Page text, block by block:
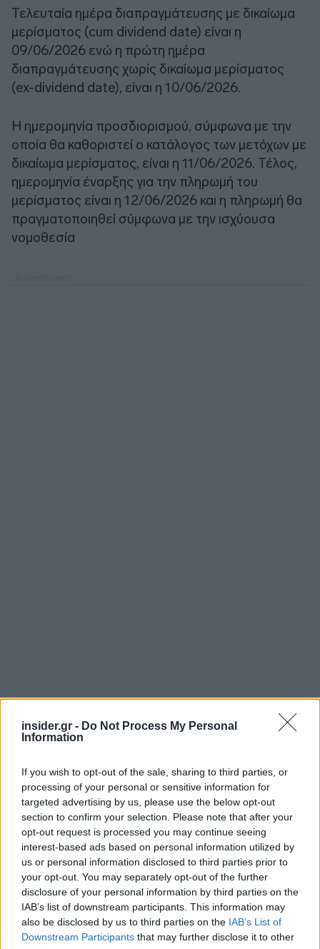
insider.gr - Do Not Process My Personal
Information
If you wish to opt-out of the sale, sharing to third parties, or
processing of your personal or sensitive information for
targeted advertising by us, please use the below opt-out
section to confirm your selection. Please note that after your
opt-out request is processed you may continue seeing
interest-based ads based on personal information utilized by
us or personal information disclosed to third parties prior to
your opt-out. You may separately opt-out of the further
disclosure of your personal information by third parties on the
IAB’s list of downstream participants. This information may
also be disclosed by us to third parties on the IAB’s List of
Downstream Participants that may further disclose it to other
Τελευταία ημέρα διαπραγμάτευσης με δικαίωμα
μερίσματος (cum dividend date) είναι η
09/06/2026 ενώ η πρώτη ημέρα
διαπραγμάτευσης χωρίς δικαίωμα μερίσματος
(ex-dividend date), είναι η 10/06/2026.
Η ημερομηνία προσδιορισμού, σύμφωνα με την
οποία θα καθοριστεί ο κατάλογος των μετόχων με
δικαίωμα μερίσματος, είναι η 11/06/2026. Τέλος,
ημερομηνία έναρξης για την πληρωμή του
μερίσματος είναι η 12/06/2026 και η πληρωμή θα
πραγματοποιηθεί σύμφωνα με την ισχύουσα
νομοθεσία
Ακολουθήστε το insider.gr στο Google News και μάθετε
πρώτοι όλες τις